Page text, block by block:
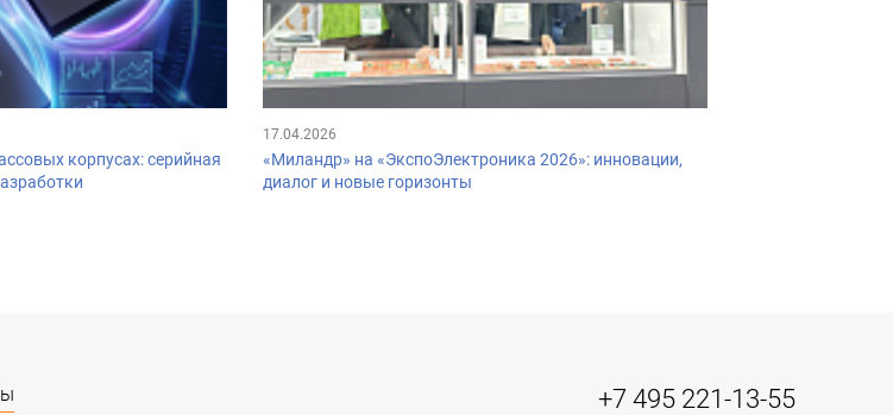
корпусах: серийная
17.04.2026
«Миландр» на «ЭкспоЭлектроника 2026»: инновации,
диалог и новые горизонты
+7 495 221-13-55